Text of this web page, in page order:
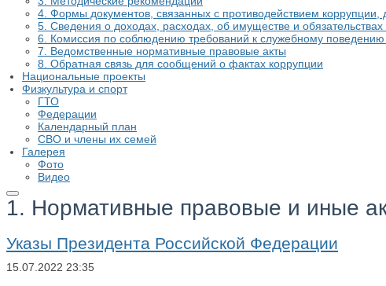
4. Формы документов, связанных с противодействием коррупции,
5. Сведения о доходах, расходах, об имуществе и
6. Комиссия по соблюдению требований к служебному
7. Ведомственные нормативные правовые акты
8. Обратная связь для сообщений о фактах коррупции
Национальные проекты
Физкультура и спорт
ГТО
Федерации
Календарный план
СВО и члены их семей
Галерея
Фото
Видео
1. Нормативные правовые и иные
Указы Президента Российской Федерации
15.07.2022 23:35